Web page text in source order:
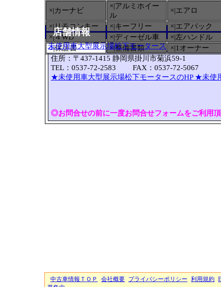
×|カーナビ
×|アルミホイー
ル
×|エアロ
×|リモコンキー
×|キーフリー
×|エアバック
×|４WD
×|ディーゼル車
×|左ハンドル
○|保証書 ×|整備書類 ×|1オーナー
店舗情報
未使用車大型展示場松下モータース
住所：〒437-1415 静岡県掛川市菊浜59-1
TEL：0537-72-2583 FAX：0537-72-5067
★未使用車大型展示場松下モータースのHP ★未使
◎お問合せの前に一度お問合せフォームをご利用
中古車情報ＴＯＰ 会社概要 プライバシーポリシー 利用規約